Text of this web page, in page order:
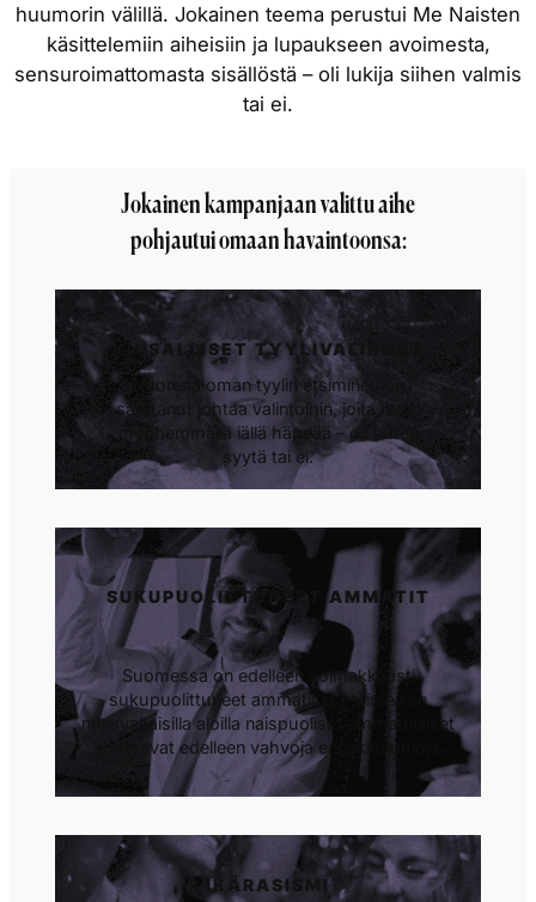
huumorin välillä. Jokainen teema perustui Me Naisten
käsittelemiin aiheisiin ja lupaukseen avoimesta,
sensuroimattomasta sisällöstä – oli lukija siihen valmis
tai ei.
Jokainen kampanjaan valittu aihe
pohjautui omaan havaintoonsa:
KIUSALLISET TYYLIVALINNAT
Nuorena oman tyylin etsiminen on
saattanut johtaa valintoihin, joita moni
myöhemmällä iällä häpeää – oli siihen
syytä tai ei.
SUKUPUOLITTUNEET AMMATIT
Suomessa on edelleen voimakkaasti
sukupuolittuneet ammatit ja perinteisen
miesvaltaisilla aloilla naispuoliset ammattilaiset
kohtaavat edelleen vahvoja ennakkoluuloja.
IKÄRASISMI